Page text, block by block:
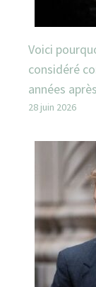
Voici
considéré
années
28 juin 2026